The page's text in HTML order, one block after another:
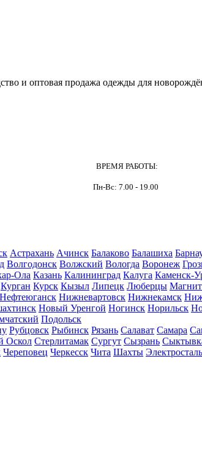
и оптовая продажа одежды для
ВРЕМЯ РАБОТЫ:
Пн-Вс: 7.00 - 19.00
Астрахань Ачинск Балаково Балашиха
Волгодонск Волжский Вологда Воронеж
Ола Казань Калининград Калуга Каменск-
Курган Курск Кызыл Липецк Люберцы
Нефтеюганск Нижневартовск Нижнекамск
Новый Уренгой Ногинск Норильск
Подольск
Рубцовск Рыбинск Рязань Салават Самара
Оскол Стерлитамак Сургут Сызрань
Череповец Черкесск Чита Шахты Электросталь